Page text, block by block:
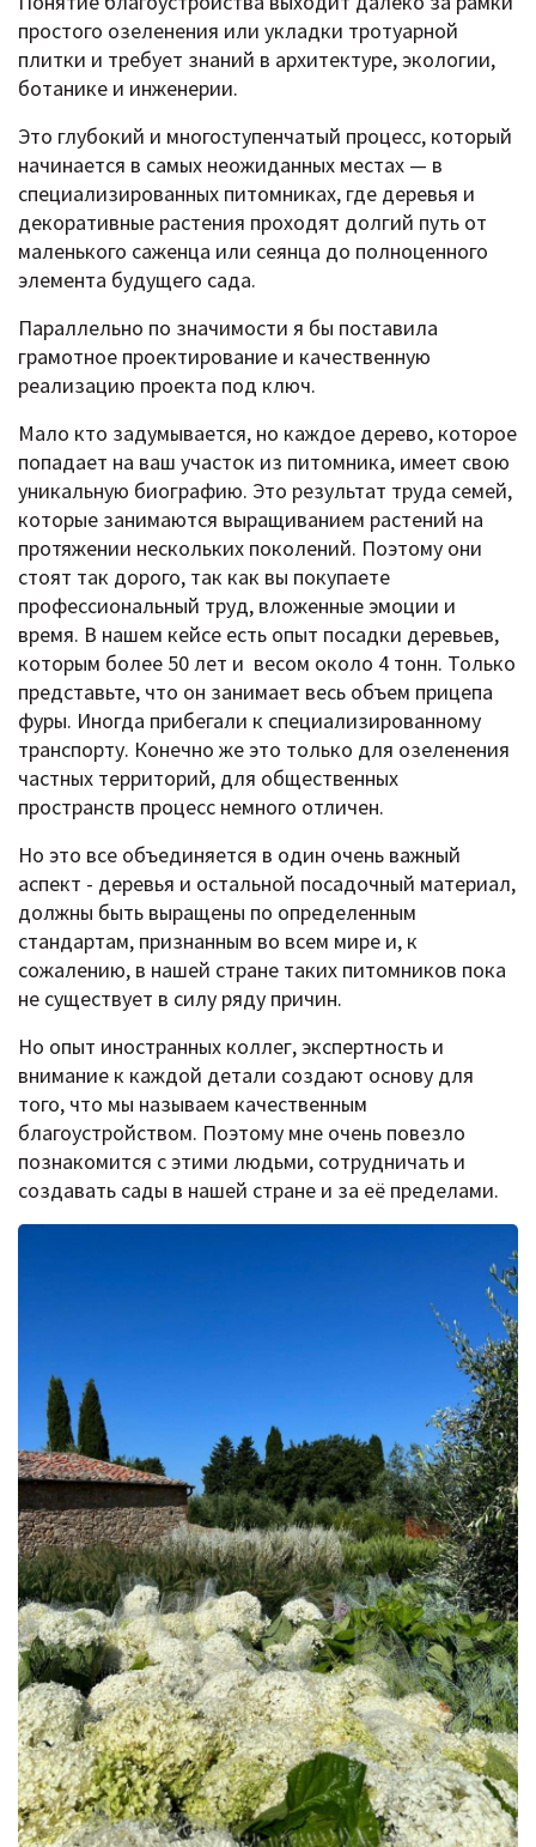
простого озеленения или укладки тротуарной
плитки и требует знаний в архитектуре, экологии,
ботанике и инженерии.
Это глубокий и многоступенчатый процесс, который
начинается в самых неожиданных местах — в
специализированных питомниках, где деревья и
декоративные растения проходят долгий путь от
маленького саженца или сеянца до полноценного
элемента будущего сада.
Параллельно по значимости я бы поставила
грамотное проектирование и качественную
реализацию проекта под ключ.
Мало кто задумывается, но каждое дерево, которое
попадает на ваш участок из питомника, имеет свою
уникальную биографию. Это результат труда семей,
которые занимаются выращиванием растений на
протяжении нескольких поколений. Поэтому они
стоят так дорого, так как вы покупаете
профессиональный труд, вложенные эмоции и
время. В нашем кейсе есть опыт посадки деревьев,
которым более 50 лет и весом около 4 тонн. Только
представьте, что он занимает весь объем прицепа
фуры. Иногда прибегали к специализированному
транспорту. Конечно же это только для озеленения
частных территорий, для общественных
пространств процесс немного отличен.
Но это все объединяется в один очень важный
аспект - деревья и остальной посадочный материал,
должны быть выращены по определенным
стандартам, признанным во всем мире и, к
сожалению, в нашей стране таких питомников пока
не существует в силу ряду причин.
Но опыт иностранных коллег, экспертность и
внимание к каждой детали создают основу для
того, что мы называем качественным
благоустройством. Поэтому мне очень повезло
познакомится с этими людьми, сотрудничать и
создавать сады в нашей стране и за её пределами.